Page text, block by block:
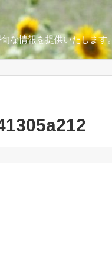
な情報を提供いたします。